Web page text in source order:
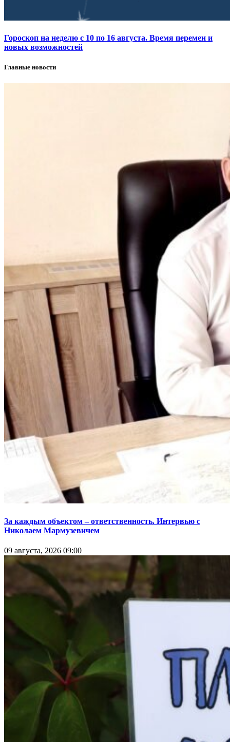
Гороскоп на неделю с 10 по 16 августа. Время перемен и
новых возможностей
Главные новости
За каждым объектом – ответственность. Интервью с
Николаем Мармузевичем
09 августа, 2026 09:00